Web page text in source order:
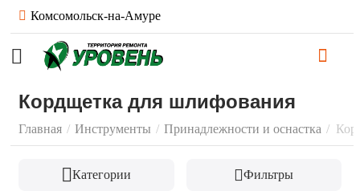
Комсомольск-на-Амуре
Кордщетка для шлифования
Главная / Инструменты / Принадлежности и оснастка /
Категории Фильтры